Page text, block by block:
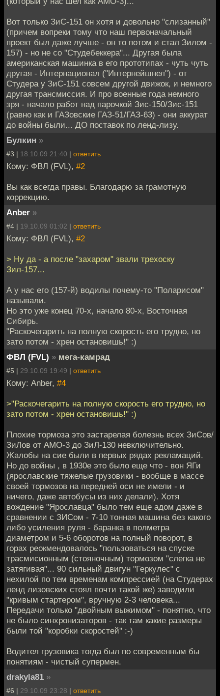
Вот только ЗиС-151 он хотя и довольно "слизанный"
(причем вопреки тому что наш первоначальный
проект был даже лучше - он то потом и стал Зилом -
157) - но не со "Студебеккера"... Другая была
американская машинка в его прототипах - чуть чуть
другая - Интернационал ("Интернейшнел") - от
Студера у ЗиС-151 совсем другой движок, и немного
другая трансмиссия. И про военные года немного
зря - начало работ над парочкой Зис-150/Зис-151
(равно как и ГАЗовские ГАЗ-51/ГАЗ-63) - они аккурат
до войны были... ДО поставок по ленд-лизу.
Булкин »
#3 | 18.10.09 21:40 | ответить
Кому: ФВЛ (FVL), #2
Вы как всегда правы. Благодарю за грамотную
коррекцию.
Anber »
#4 | 19.10.09 01:02 | ответить
Кому: ФВЛ (FVL), #2
> Ну да - а после "захаром" звали трехоску
Зил-157...
А у нас его (157-й) водилы почему-то "Поларисом"
называли.
Но это уже конец 70-х, начало 80-х, Восточная
Сибирь.
"Раскочегарить на полную скорость его трудно, но
зато потом - хрен остановишь!" :)
ФВЛ (FVL) » мега-камрад
#5 | 29.10.09 19:49 | ответить
Кому: Anber, #4
>"Раскочегарить на полную скорость его трудно, но
зато потом - хрен остановишь!" :)
Плохие тормоза это застарелая болезнь всех ЗиСов/
ЗиЛов от АМО-3 до ЗиЛ-130 невключительно.
Жалобы на сие были в первых рядах рекламаций.
Но до войны , в 1930е это было еще что - вон ЯГи
(ярославские тяжелые грузовики - вообще в массе
своей тормозов на передней оси не имели - и
ничего, даже автобусы из них делали). Хотя
вождение "Ярославца" было тем еще адом даже в
сравнении с ЗИСом - 7-10 тонная машина без какого
либо усиления руля - баранка в полметра
диаметром и 5-6 оборотов на полный поворот, в
горах реокмендовалось "пользоваться на спуске
трасмисионным (стояночным) тормозом "слегка не
затягивая"... 90 сильный двигун "Геркулес" с
нехилой по тем временам компрессией (на Студерах
ленд лизовских стоял почти такой же) заводили
"кривым стартером", вручную 2-3 человека...
Передачи только "двойным выжимом" - понятно, что
не было синхронизаторов - так там какие размеры
были той "коробки скоростей" :-)
Водител грузовика тогда был по современным бы
понятиям - чистый супермен.
drakyla81 »
#6 | 29.10.09 23:28 | ответить